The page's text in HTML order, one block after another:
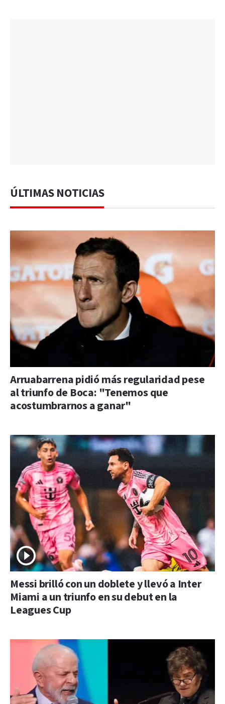
ÚLTIMAS NOTICIAS
Arruabarrena pidió más regularidad pese
al triunfo de Boca: "Tenemos que
acostumbrarnos a ganar"
Messi brilló con un doblete y llevó a Inter
Miami a un triunfo en su debut en la
Leagues Cup